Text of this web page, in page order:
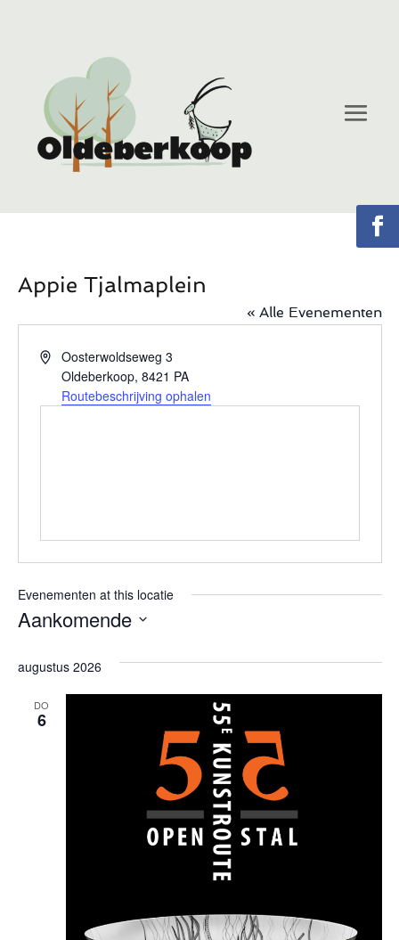
Appie Tjalmaplein
« Alle Evenementen
AdresOosterwoldseweg 3
Oldeberkoop, 8421 PA
Routebeschrijving ophalen
Evenementen at this locatie
Aankomende
een
augustus 2026
DO
6